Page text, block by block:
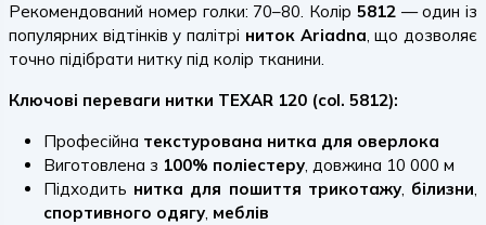
Рекомендований номер голки: 70–80. Колір 5812— один із
популярних відтінків у палітрі ниток Ariadna, що дозволяє
точно підібрати нитку під колір тканини.
Ключові переваги нитки TEXAR 120 (col. 5812):
Професійна текстурована нитка для оверлока
Виготовлена з 100% поліестеру, довжина 10 000 м
Підходить нитка для пошиття трикотажу, білизни,
спортивного одягу, меблів